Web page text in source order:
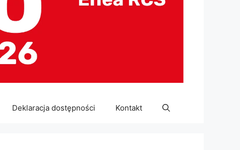
Deklaracja dostępności Kontakt